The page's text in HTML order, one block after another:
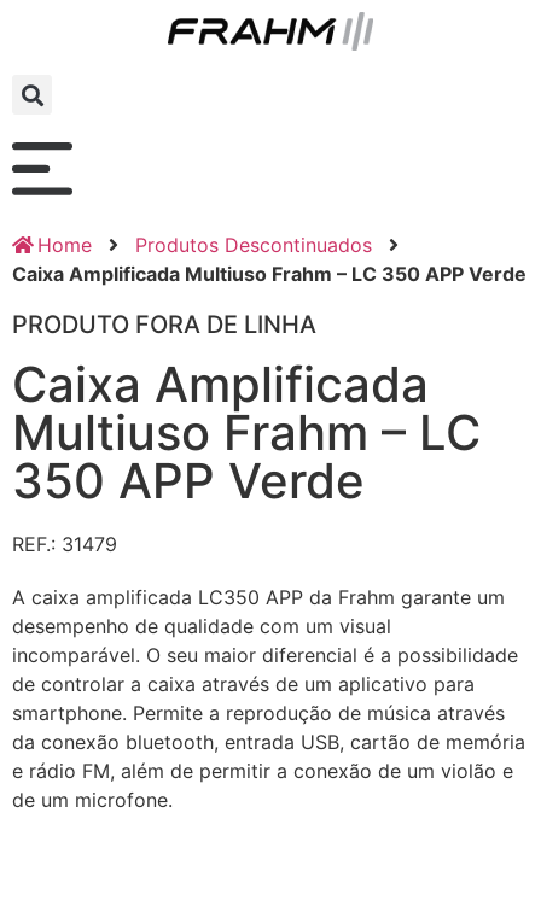
Home
Produtos Descontinuados
Caixa Amplificada Multiuso Frahm – LC 350 APP Verde
PRODUTO FORA DE LINHA
Caixa Amplificada
Multiuso Frahm – LC
350 APP Verde
REF.: 31479
A caixa amplificada LC350 APP da Frahm garante um
desempenho de qualidade com um visual
incomparável. O seu maior diferencial é a possibilidade
de controlar a caixa através de um aplicativo para
smartphone. Permite a reprodução de música através
da conexão bluetooth, entrada USB, cartão de memória
e rádio FM, além de permitir a conexão de um violão e
de um microfone.